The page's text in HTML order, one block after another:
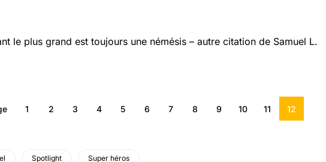
le plus grand est toujours une némésis – autre citation de Samuel L.
1 2 3 4 5 6 7 8 9 10 11 12
Spotlight Super héros